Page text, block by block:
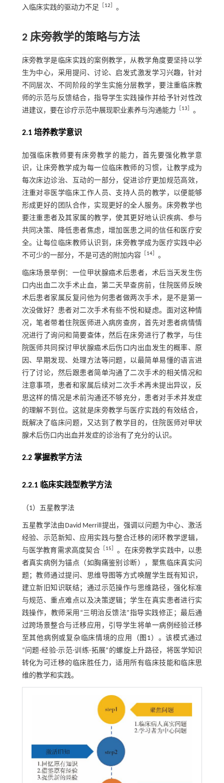
入临床实践的驱动力不足
12 。
2 床旁教学的策略与方法
床旁教学是临床实践的案例教学，从教学角度要坚持以学
生为中心，采用提问、讨论、启发式激发学习兴趣，针对
不同层次、不同阶段的学生实施分层教学，要注重临床教
师的示范与反馈结合，指导学生实践操作并给予针对性改
进建议，要在诊疗示范中展现职业素养与沟通能力
13 。
2.1 培养教学意识
加强临床教师要有床旁教学的能力，首先要强化教学意
识，让床旁教学成为每一位临床教师的习惯，让教学成为
每次床边诊治、互动的一部分，促进诊疗更加规范高效，
注重对非医学临床工作人员、支持人员的教学，以便能够
形成更好的团队合作，实现更好的全人服务。床旁教学也
要注重患者及其家属的教学，使其更好地认识疾病、参与
共同决策、降低患者焦虑，增加医患之间的信任和医疗安
全。让每位临床教师认识到，床旁教学成为医疗实践中必
不可少的一部分，不是可选的附加内容
14］ 。
临床场景举例：一位甲状腺癌术后患者，术后当天发生伤
口内出血二次手术止血，第二天早查房前，住院医师反映
术后患者家属反复问他为何患者做两次手术，是不是第一
次没做好？患者对二次手术有些不悦和疑虑。面对这种情
况，笔者带着住院医师进入病房查房，首先对患者病情情
况进行了询问和简要查体，然后在床旁进行了教学，与住
院医师共同探讨甲状腺癌术后伤口内出血发生的概率、原
因、早期发现、处理方法等问题，以最简单易懂的语言进
行了讨论，然后跟患者简单沟通了二次手术的相关情况和
注意事项，患者和家属后续对二次手术再未提出异议，反
思这样的情况是术前沟通还不够充分，患者对手术并发症
的理解不到位。这就是床旁教学与医疗实践的有效结合，
既解决了临床问题，又达到了教学目的，住院医师对甲状
腺术后伤口内出血并发症的诊治有了充分的认识。
2.2 掌握教学方法
2.2.1 临床实践型教学方法
（1）五星教学法
五星教学法由David Merrill提出，强调以问题为中心、激活
经验、示范新知、应用实践与整合迁移的闭环教学逻辑，
与医学教育需求高度契合［ 15
。在床旁教学实践中，以患
者真实病例为锚点（如胸痛鉴别诊断），聚焦临床真实问
题；教师通过提问、思维导图等方式唤醒学生既有知识，
建立新旧知识联结；通过示范操作与思维路径，强化标准
与规范、重点难点以及决策逻辑；学生在真实患者进行实
践操作，教师采用“三明治反馈法”指导实践修正；最后通
过跨场景整合与迁移应用，引导学生将单一病例经验迁移
至其他病例或复杂临床情境的应用（ 图1）。该模式通过
“问题-经验-示范-训练-拓展”的螺旋上升路径，将医学知识
转化为可迁移的临床胜任力，适用所有临床技能和临床思
维的教学和实践。